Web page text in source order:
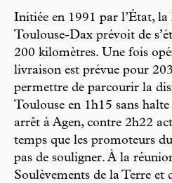
Initiée en 1991 par l’État,
Toulouse-Dax prévoit de
200 kilomètres. Une fois
livraison est prévue pour
permettre de parcourir la
Toulouse en 1h15 sans
arrêt à Agen, contre 2h22
temps que les promoteurs
pas de souligner. À la
Soulèvements de la Terre